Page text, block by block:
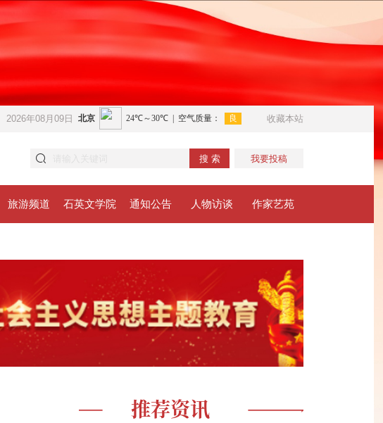
2026年08月09日 收藏本站
搜 索 我要投稿
旅游频道 石英文学院 通知公告 人物访谈 作家艺苑
推荐资讯